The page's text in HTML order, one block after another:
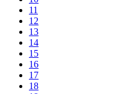
11
12
13
14
15
16
17
18